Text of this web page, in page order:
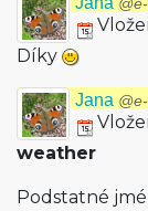
Díky
Jana
weather
Podstatné